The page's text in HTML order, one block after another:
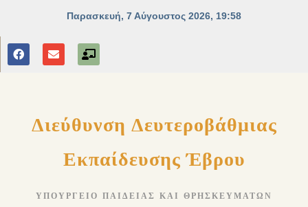
Διεύθυνση Δευτεροβάθμιας
Εκπαίδευσης Έβρου
ΥΠΟΥΡΓΕΊΟ ΠΑΙΔΕΊΑΣ ΚΑΙ ΘΡΗΣΚΕΥΜΆΤΩΝ